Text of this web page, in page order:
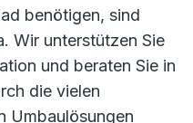
benötigen, sind
Wir unterstützen Sie
und beraten Sie in
die vielen
Umbaulösungen